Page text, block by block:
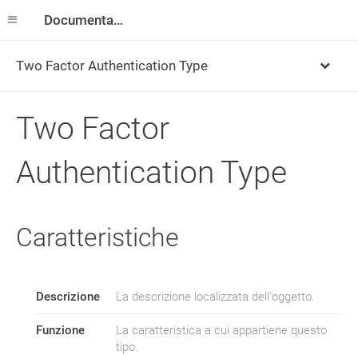
Documentazione
Two Factor Authentication Type
Two Factor
Authentication Type
Caratteristiche
Descrizione La descrizione localizzata dell'oggetto.
Funzione
La caratteristica a cui appartiene questo
tipo.